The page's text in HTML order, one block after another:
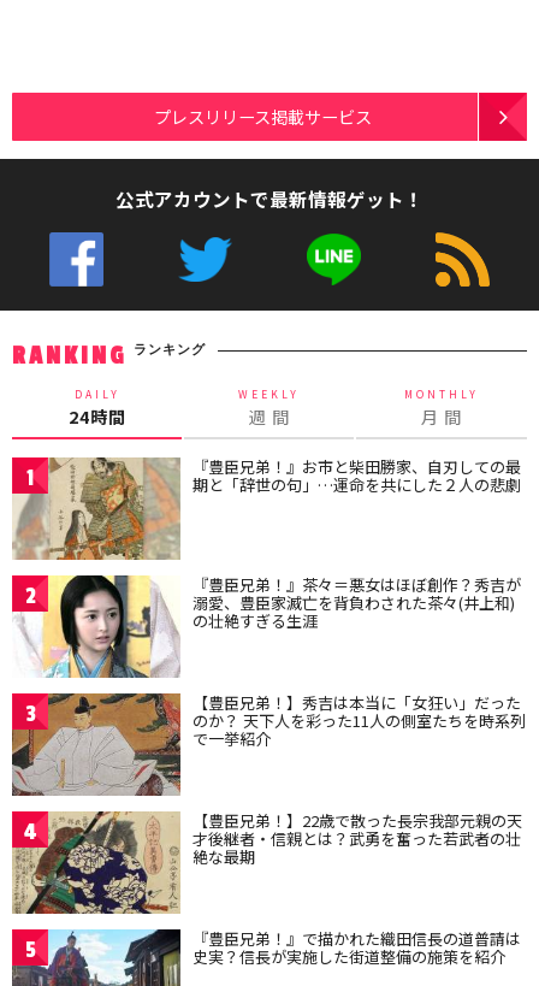
プレスリリース掲載サービス
公式アカウントで最新情報ゲット！
RANKING ランキング
DAILY
24時間
WEEKLY
週 間
MONTHLY
月 間
1 『豊臣兄弟！』お市と柴田勝家、自刃しての最
期と「辞世の句」…運命を共にした２人の悲劇
2 『豊臣兄弟！』茶々＝悪女はほぼ創作？秀吉が
溺愛、豊臣家滅亡を背負わされた茶々(井上和)
の壮絶すぎる生涯
3 【豊臣兄弟！】秀吉は本当に「女狂い」だった
のか？ 天下人を彩った11人の側室たちを時系列
で一挙紹介
4 【豊臣兄弟！】22歳で散った長宗我部元親の天
才後継者・信親とは？武勇を奮った若武者の壮
絶な最期
5 『豊臣兄弟！』で描かれた織田信長の道普請は
史実？信長が実施した街道整備の施策を紹介